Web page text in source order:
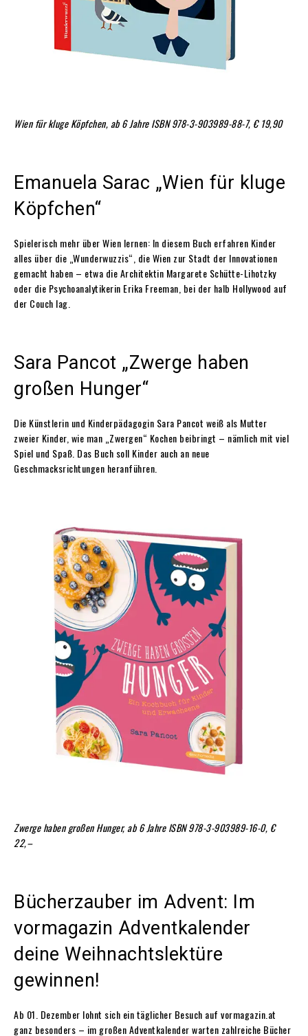
Wien für kluge Köpfchen, ab 6 Jahre ISBN 978-3-903989-88-7, € 19,90
Emanuela Sarac „Wien für kluge
Köpfchen“
Spielerisch mehr über Wien lernen: In diesem Buch erfahren Kinder
alles über die „Wunderwuzzis“, die Wien zur Stadt der Innovationen
gemacht haben – etwa die Architektin Margarete Schütte-Lihotzky
oder die Psychoanalytikerin Erika Freeman, bei der halb Hollywood auf
der Couch lag.
Sara Pancot „Zwerge haben
großen Hunger“
Die Künstlerin und Kinderpädagogin Sara Pancot weiß als Mutter
zweier Kinder, wie man „Zwergen“ Kochen beibringt – nämlich mit viel
Spiel und Spaß. Das Buch soll Kinder auch an neue
Geschmacksrichtungen heranführen.
Zwerge haben großen Hunger, ab 6 Jahre ISBN 978-3-903989-16-0, €
22,–
Bücherzauber im Advent: Im
vormagazin Adventkalender
deine Weihnachtslektüre
gewinnen!
Ab 01. Dezember lohnt sich ein täglicher Besuch auf vormagazin.at
ganz besonders – im großen Adventkalender warten zahlreiche Bücher